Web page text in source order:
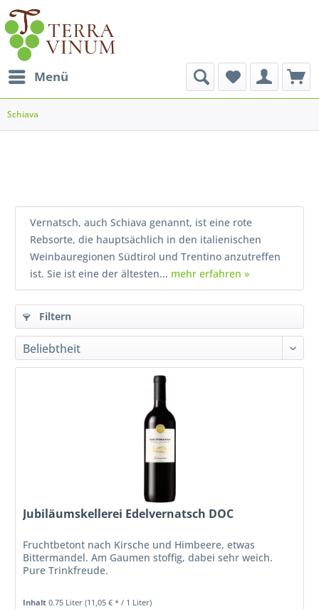
Menü
Schiava
Vernatsch, auch Schiava genannt, ist eine rote
Rebsorte, die hauptsächlich in den italienischen
Weinbauregionen Südtirol und Trentino anzutreffen
ist. Sie ist eine der ältesten... mehr erfahren »
Filtern
Jubiläumskellerei Edelvernatsch DOC
Fruchtbetont nach Kirsche und Himbeere, etwas
Bittermandel. Am Gaumen stoffig, dabei sehr weich.
Pure Trinkfreude.
Inhalt0.75 Liter(11,05 € * / 1 Liter)